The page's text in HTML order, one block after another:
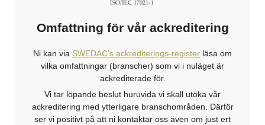
Omfattning för vår ackreditering
Ni kan via SWEDAC’s ackrediterings-register läsa om
vilka omfattningar (branscher) som vi i nuläget är
ackrediterade för.
Vi tar löpande beslut huruvida vi skall utöka vår
ackreditering med ytterligare branschområden. Därför
ser vi positivt på att ni kontaktar oss även om just ert